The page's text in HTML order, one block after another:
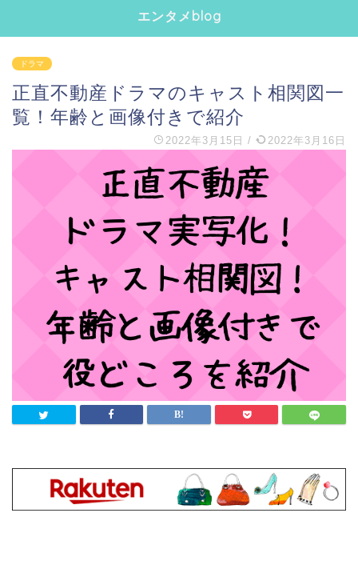
エンタメblog
ドラマ
正直不動産ドラマのキャスト相関図一
覧！年齢と画像付きで紹介
2022年3月15日 / 2022年3月16日